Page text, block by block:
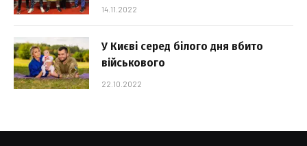
14.11.2022
У Києві серед білого дня вбито
військового
22.10.2022